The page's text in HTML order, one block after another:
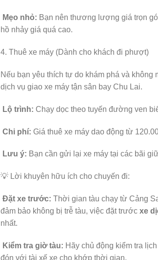
Mẹo nhỏ: Bạn nên thương lượng giá trọn
hồ nhảy giá quá cao.
4. Thuê xe máy (Dành cho khách đi phượt)
Nếu bạn yêu thích tự do khám phá và
dịch vụ giao xe máy tận sân bay Chu Lai.
Lộ trình: Chạy dọc theo tuyến đường ven
Chi phí: Giá thuê xe máy dao động từ
Lưu ý: Bạn cần gửi lại xe máy tại các bãi
💡 Lời khuyên hữu ích cho chuyến đi:
Đặt xe trước: Thời gian tàu chạy từ Cảng
đảm bảo không bị trễ tàu, việc đặt trước xe
nhất.
Kiểm tra giờ tàu: Hãy chủ động kiểm tra
đón với tài xế xe cho khớp thời gian.